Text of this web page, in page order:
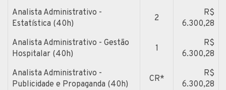
Analista Administrativo -
Estatística (40h)
2
R$
6.300,28
Analista Administrativo - Gestão
Hospitalar (40h)
1
R$
6.300,28
Analista Administrativo -
Publicidade e Propaganda (40h)
CR*
R$
6.300,28